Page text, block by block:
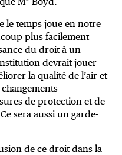
le temps joue en notre
plus facilement
du droit à un
devrait jouer
la qualité de l’air et
de protection et de
sera aussi un garde-
de ce droit dans la